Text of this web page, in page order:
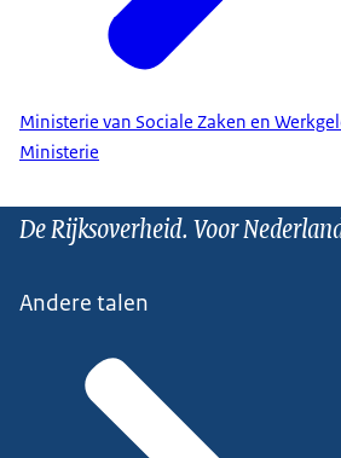
Ministerie van Sociale Zaken en
Ministerie
De Rijksoverheid. Voor
Andere talen